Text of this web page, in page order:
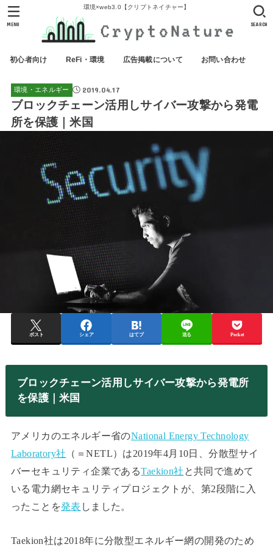
環境×web3.0【クリプトネイチャー】
初心者向け ReFi・環境 広告掲載について お問い合わせ
SEARCH
MENU
環境・エネルギー 2019.04.17
ブロックチェーン活用しサイバー攻撃から発電
所を保護｜米国
ポスト シェア はてブ 送る Pocket
ブロックチェーン活用しサイバー攻撃から発電所
を保護｜米国
アメリカのエネルギー省のNational Energy Technology
Laboratory社 （＝NETL）は2019年4月10日、分散型サイ
バーセキュリティ企業であるTaekion社 と共同で進めて
いる電力網セキュリティプロジェクトが、第2段階に入
ったことを発表 しました。
Taekion社は2018年に分散型エネルギー網の開発のため